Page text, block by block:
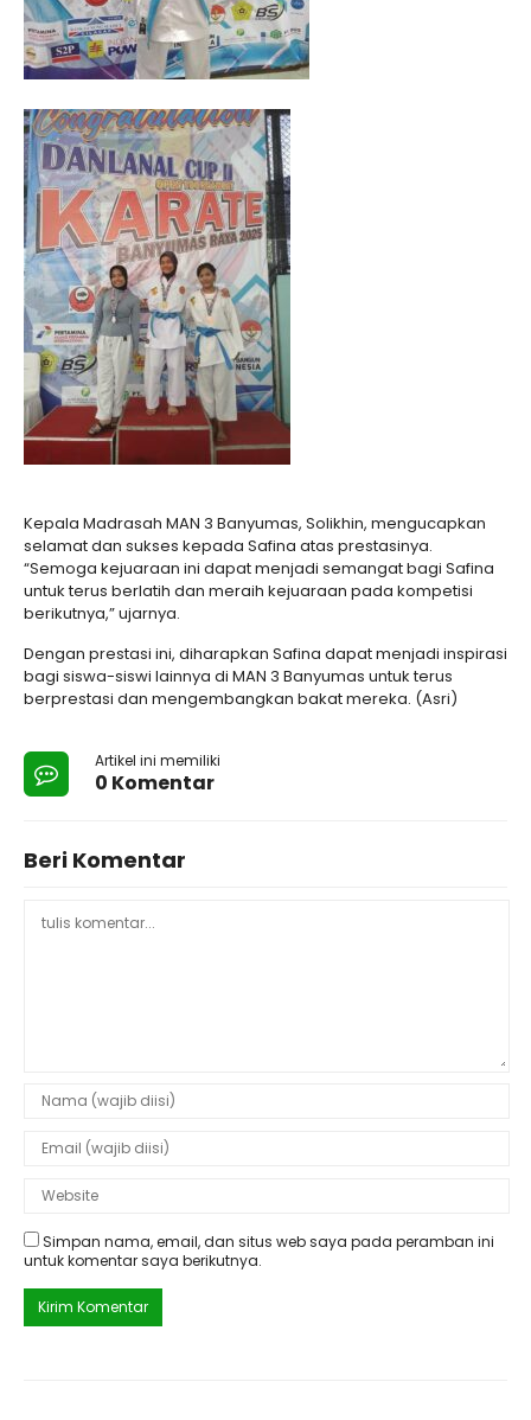
Kepala Madrasah MAN 3 Banyumas, Solikhin, mengucapkan
selamat dan sukses kepada Safina atas prestasinya.
“Semoga kejuaraan ini dapat menjadi semangat bagi Safina
untuk terus berlatih dan meraih kejuaraan pada kompetisi
berikutnya,” ujarnya.
Dengan prestasi ini, diharapkan Safina dapat menjadi inspirasi
bagi siswa-siswi lainnya di MAN 3 Banyumas untuk terus
berprestasi dan mengembangkan bakat mereka. (Asri)
Artikel ini memiliki
0 Komentar
Beri Komentar
Simpan nama, email, dan situs web saya pada peramban ini
untuk komentar saya berikutnya.